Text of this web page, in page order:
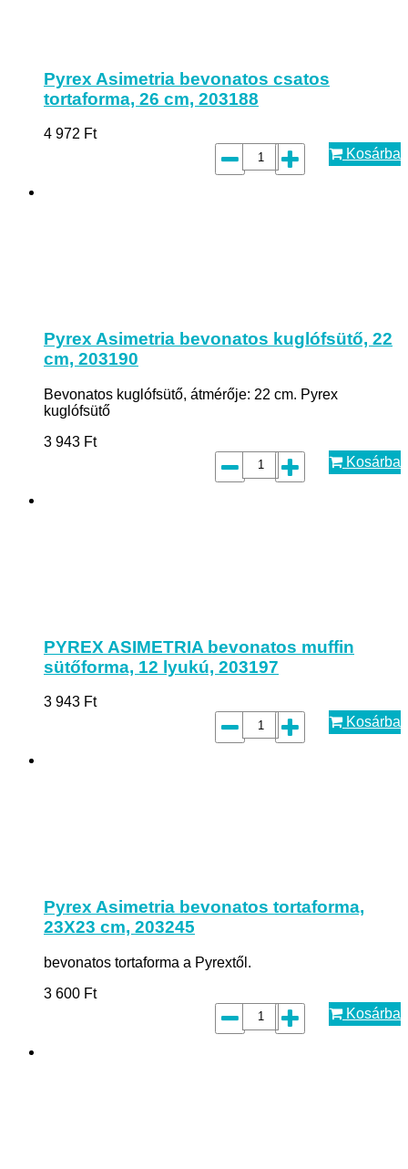
Pyrex Asimetria bevonatos csatos
tortaforma, 26 cm, 203188
4 972 Ft
Kosárba
Pyrex Asimetria bevonatos kuglófsütő, 22
cm, 203190
Bevonatos kuglófsütő, átmérője: 22 cm. Pyrex
kuglófsütő
3 943 Ft
Kosárba
PYREX ASIMETRIA bevonatos muffin
sütőforma, 12 lyukú, 203197
3 943 Ft
Kosárba
Pyrex Asimetria bevonatos tortaforma,
23X23 cm, 203245
bevonatos tortaforma a Pyrextől.
3 600 Ft
Kosárba